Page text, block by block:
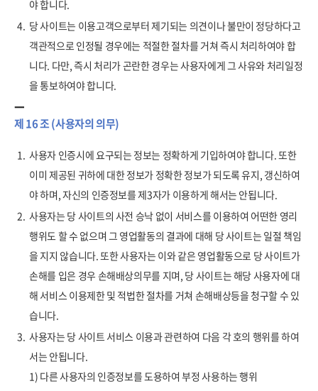
야 합니다.
4. 당 사이트는 이용고객으로부터 제기되는 의견이나 불만이 정당하다고
객관적으로 인정될 경우에는 적절한 절차를 거쳐 즉시 처리하여야 합
니다. 다만, 즉시 처리가 곤란한 경우는 사용자에게 그 사유와 처리일정
을 통보하여야 합니다.
제 16 조 (사용자의 의무)
1. 사용자 인증시에 요구되는 정보는 정확하게 기입하여야 합니다. 또한
이미 제공된 귀하에 대한 정보가 정확한 정보가 되도록 유지, 갱신하여
야 하며, 자신의 인증정보를 제3자가 이용하게 해서는 안됩니다.
2. 사용자는 당 사이트의 사전 승낙 없이 서비스를 이용하여 어떤한 영리
행위도 할 수 없으며 그 영업활동의 결과에 대해 당 사이트는 일절 책임
을 지지 않습니다. 또한 사용자는 이와 같은 영업활동으로 당 사이트가
손해를 입은 경우 손해배상의무를 지며, 당 사이트는 해당 사용자에 대
해 서비스 이용제한 및 적법한 절차를 거쳐 손해배상등을 청구할 수 있
습니다.
3. 사용자는 당 사이트 서비스 이용과 관련하여 다음 각 호의 행위를 하여
서는 안됩니다.
1) 다른 사용자의 인증정보를 도용하여 부정 사용하는 행위